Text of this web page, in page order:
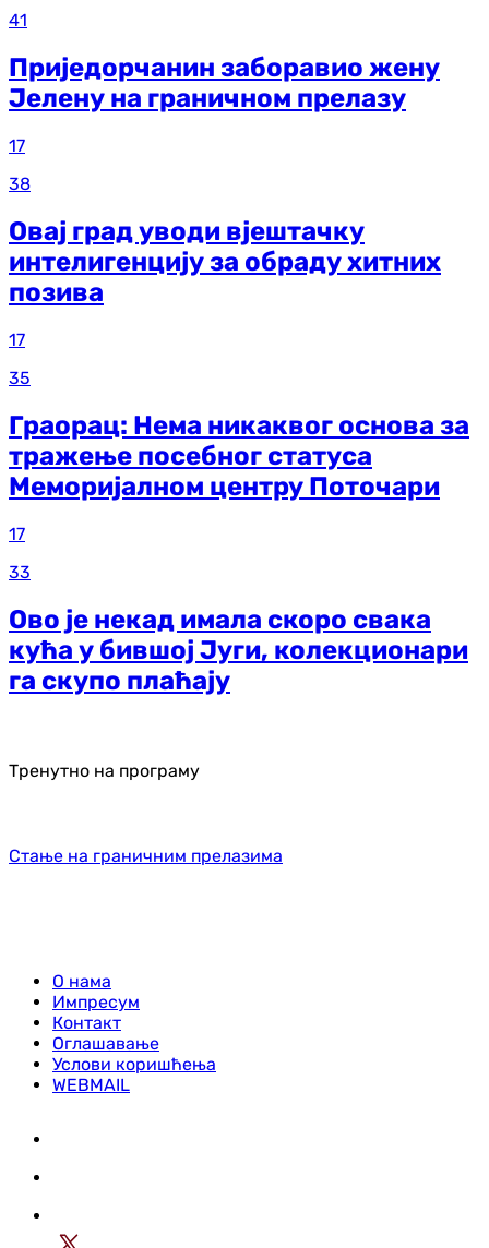
41
Приједорчанин заборавио жену
Јелену на граничном прелазу
17
38
Овај град уводи вјештачку
интелигенцију за обраду хитних
позива
17
35
Граорац: Нема никаквог основа за
тражење посебног статуса
Меморијалном центру Поточари
17
33
Ово је некад имала скоро свака
кућа у бившој Југи, колекционари
га скупо плаћају
Тренутно на програму
Стање на граничним прелазима
О нама
Импресум
Контакт
Оглашавање
Услови коришћења
WEBMAIL